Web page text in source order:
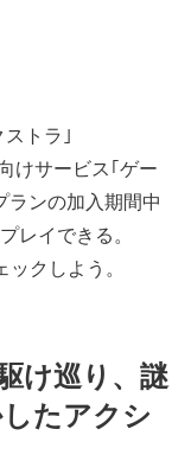
トラ｣
けサービス｢ゲー
ランの加入期間中
レイできる。
ックしよう。
け巡り、謎
たアクシ